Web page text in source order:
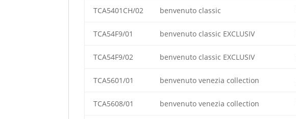
TCA5401CH/02 benvenuto classic
TCA54F9/01 benvenuto classic EXCLUSIV
TCA54F9/02 benvenuto classic EXCLUSIV
TCA5601/01 benvenuto venezia collection
TCA5608/01 benvenuto venezia collection